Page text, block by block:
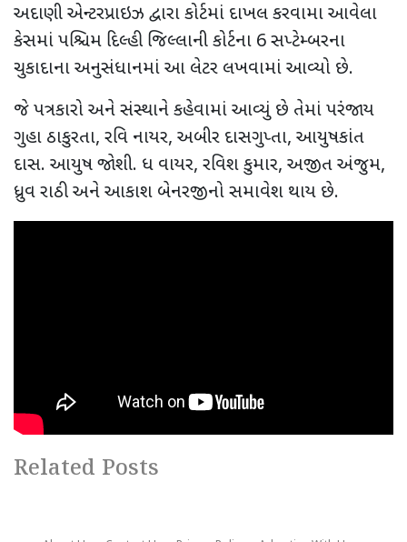
અદાણી એન્ટરપ્રાઇઝ દ્વારા કોર્ટમાં દાખલ કરવામા આવેલા
કેસમાં પશ્ચિમ દિલ્હી જિલ્લાની કોર્ટના 6સપ્ટેમ્બરના
ચુકાદાના અનુસંધાનમાં આ લેટર લખવામાં આવ્યો છે.
જે પત્રકારો અને સંસ્થાને કહેવામાં આવ્યું છે તેમાં પરંજાય
ગુહા ઠાકુરતા, રવિ નાયર, અબીર દાસગુપ્તા, આયુષકાંત
દાસ. આયુષ જોશી. ધ વાયર, રવિશ કુમાર, અજીત અંજુમ,
ધ્રુવ રાઠી અને આકાશ બેનરજીનો સમાવેશ થાય છે.
Related Posts